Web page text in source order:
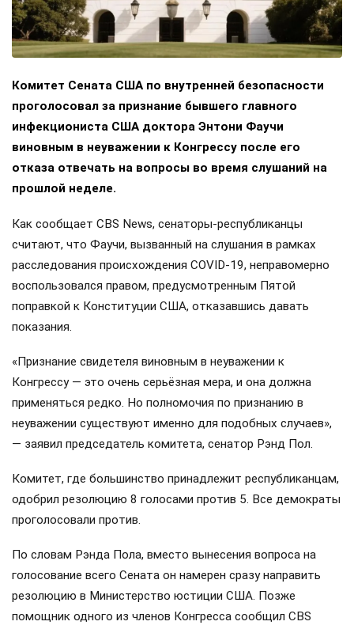
Комитет Сената США по внутренней безопасности
проголосовал за признание бывшего главного
инфекциониста США доктора Энтони Фаучи
виновным в неуважении к Конгрессу после его
отказа отвечать на вопросы во время слушаний на
прошлой неделе.
Как сообщает CBS News, сенаторы-республиканцы
считают, что Фаучи, вызванный на слушания в рамках
расследования происхождения COVID-19, неправомерно
воспользовался правом, предусмотренным Пятой
поправкой к Конституции США, отказавшись давать
показания.
«Признание свидетеля виновным в неуважении к
Конгрессу — это очень серьёзная мера, и она должна
применяться редко. Но полномочия по признанию в
неуважении существуют именно для подобных случаев»,
— заявил председатель комитета, сенатор Рэнд Пол.
Комитет, где большинство принадлежит республиканцам,
одобрил резолюцию 8 голосами против 5. Все демократы
проголосовали против.
По словам Рэнда Пола, вместо вынесения вопроса на
голосование всего Сената он намерен сразу направить
резолюцию в Министерство юстиции США. Позже
помощник одного из членов Конгресса сообщил CBS